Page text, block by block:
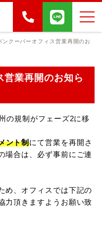
ンクーバーオフィス営業再開のお
営業再開のお知ら
の規制がフェーズ2に移
ント制にて営業を再開さ
場合は、必ず事前にご連
め、オフィスでは下記の
力頂きますようお願い致